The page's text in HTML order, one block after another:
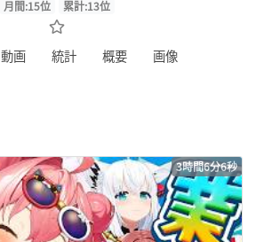
月間:15位 累計:13位
動画 統計 概要 画像
3時間6分6秒